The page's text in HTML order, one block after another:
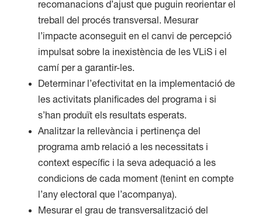
recomanacions d’ajust que puguin reorientar el
treball del procés transversal. Mesurar
l’impacte aconseguit en el canvi de percepció
impulsat sobre la inexistència de les VLiS i el
camí per a garantir-les.
Determinar l’efectivitat en la implementació de
les activitats planificades del programa i si
s’han produït els resultats esperats.
Analitzar la rellevància i pertinença del
programa amb relació a les necessitats i
context específic i la seva adequació a les
condicions de cada moment (tenint en compte
l’any electoral que l’acompanya).
Mesurar el grau de transversalització del